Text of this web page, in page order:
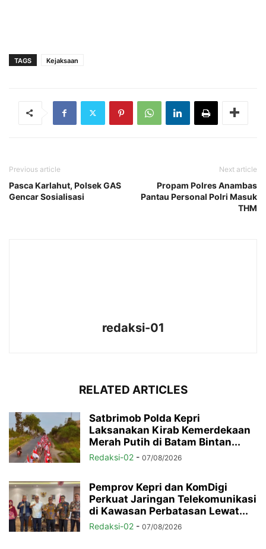
TAGS Kejaksaan
Previous article
Pasca Karlahut, Polsek GAS
Gencar Sosialisasi
Next article
Propam Polres Anambas
Pantau Personal Polri Masuk
THM
redaksi-01
RELATED ARTICLES
Satbrimob Polda Kepri
Laksanakan Kirab Kemerdekaan
Merah Putih di Batam Bintan...
Redaksi-02 - 07/08/2026
Pemprov Kepri dan KomDigi
Perkuat Jaringan Telekomunikasi
di Kawasan Perbatasan Lewat...
Redaksi-02 - 07/08/2026